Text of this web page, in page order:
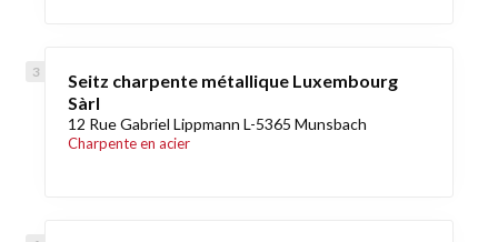
Seitz charpente métallique Luxembourg
Sàrl
12 Rue Gabriel Lippmann L-5365 Munsbach
Charpente en acier